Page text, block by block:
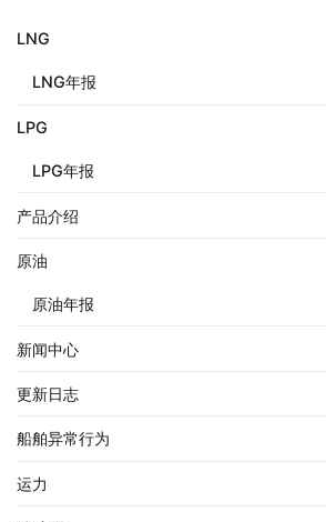
LNG
LNG年报
LPG
LPG年报
产品介绍
原油
原油年报
新闻中心
更新日志
船舶异常行为
运力